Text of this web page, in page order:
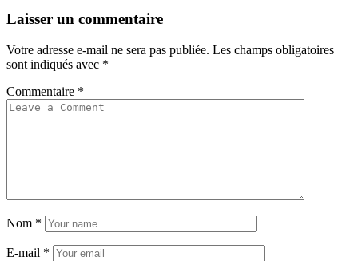
Laisser un commentaire
Votre adresse e-mail ne sera pas publiée. Les champs obligatoires
sont indiqués avec *
Commentaire *
Nom *
E-mail *